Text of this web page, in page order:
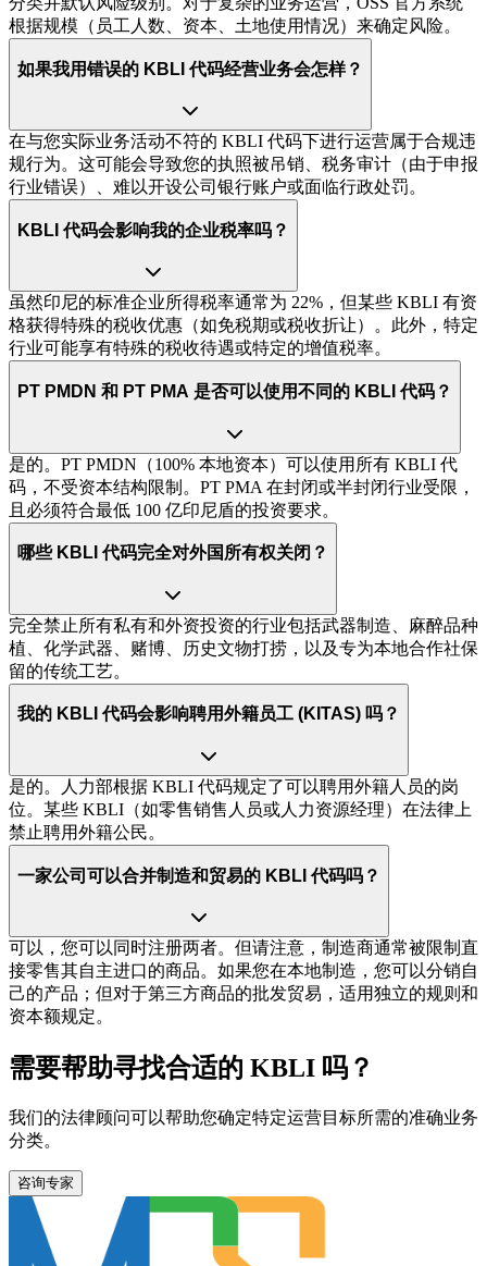
根据规模（员工人数、资本、土地使用情况）来确定风险。
如果我用错误的 KBLI 代码经营业务会怎样？
在与您实际业务活动不符的 KBLI 代码下进行运营属于合规违
规行为。这可能会导致您的执照被吊销、税务审计（由于申报
行业错误）、难以开设公司银行账户或面临行政处罚。
KBLI 代码会影响我的企业税率吗？
虽然印尼的标准企业所得税率通常为 22%，但某些 KBLI 有资
格获得特殊的税收优惠（如免税期或税收折让）。此外，特定
行业可能享有特殊的税收待遇或特定的增值税率。
PT PMDN 和 PT PMA 是否可以使用不同的 KBLI 代码？
是的。PT PMDN（100% 本地资本）可以使用所有 KBLI 代
码，不受资本结构限制。PT PMA 在封闭或半封闭行业受限，
且必须符合最低 100 亿印尼盾的投资要求。
哪些 KBLI 代码完全对外国所有权关闭？
完全禁止所有私有和外资投资的行业包括武器制造、麻醉品种
植、化学武器、赌博、历史文物打捞，以及专为本地合作社保
留的传统工艺。
我的 KBLI 代码会影响聘用外籍员工 (KITAS) 吗？
是的。人力部根据 KBLI 代码规定了可以聘用外籍人员的岗
位。某些 KBLI（如零售销售人员或人力资源经理）在法律上
禁止聘用外籍公民。
一家公司可以合并制造和贸易的 KBLI 代码吗？
可以，您可以同时注册两者。但请注意，制造商通常被限制直
接零售其自主进口的商品。如果您在本地制造，您可以分销自
己的产品；但对于第三方商品的批发贸易，适用独立的规则和
资本额规定。
需要帮助寻找合适的 KBLI 吗？
我们的法律顾问可以帮助您确定特定运营目标所需的准确业务
分类。
咨询专家